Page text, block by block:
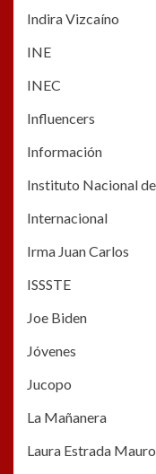
Indira Vizcaíno
INE
INEC
Influencers
Información
Instituto Nacional
Internacional
Irma Juan Carlos
ISSSTE
Joe Biden
Jóvenes
Jucopo
La Mañanera
Laura Estrada Mauro